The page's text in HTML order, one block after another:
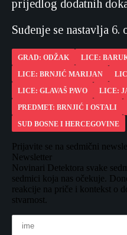
prijedlog dodatnih
Suđenje se nastavlja 6.
GRAD: ODŽAK
LICE:
LICE: BRNJIĆ MARIJAN
LICE: GLAVAŠ PAVO
LICE:
PREDMET: BRNJIĆ I OSTALI
SUD BOSNE I HERCEGOVINE
Prijavite se na sedmični
Newsletter
Novinari Detektora svake
sedmici koja nas očekuje.
reakcije na priče i kontekst o
stvarnost.